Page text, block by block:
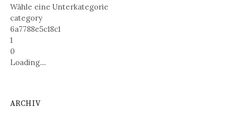
Wähle eine Unterkategorie
category
6a7788e5c18c1
1
0
Loading....
ARCHIV